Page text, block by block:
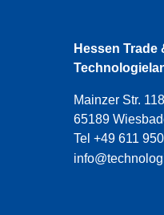
Hessen Trade
Mainzer Str. 118
65189
Tel +49 611